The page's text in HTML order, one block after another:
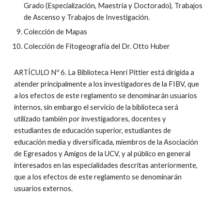
Grado (Especialización, Maestría y Doctorado), Trabajos
de Ascenso y Trabajos de Investigación.
Colección de Mapas
Colección de Fitogeografía del Dr. Otto Huber
ARTÍCULO Nº 6. La Biblioteca Henri Pittier está dirigida a
atender principalmente a los investigadores de la FIBV, que
a los efectos de este reglamento se denominarán usuarios
internos, sin embargo el servicio de la biblioteca será
utilizado también por investigadores, docentes y
estudiantes de educación superior, estudiantes de
educación media y diversificada, miembros de la Asociación
de Egresados y Amigos de la UCV, y al público en general
interesados en las especialidades descritas anteriormente,
que a los efectos de este reglamento se denominarán
usuarios externos.